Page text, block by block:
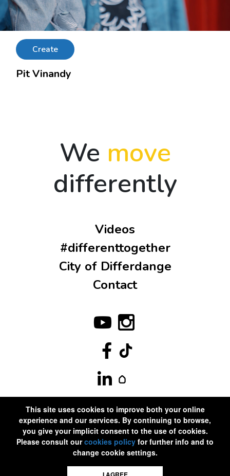
Create
Pit Vinandy
We move
differently
Videos
#differenttogether
City of Differdange
Contact
This site uses cookies to improve both your online
experience and our services. By continuing to browse,
you give your implicit consent to the use of cookies.
Please consult ourcookies policy for further info and to
change cookie settings.